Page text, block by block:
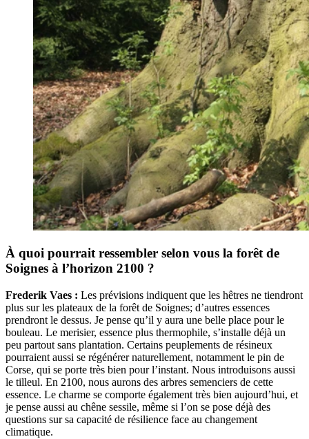
À quoi pourrait ressembler selon vous la forêt de
Soignes à l’horizon 2100 ?
Frederik Vaes : Les prévisions indiquent que les hêtres ne tiendront
plus sur les plateaux de la forêt de Soignes; d’autres essences
prendront le dessus. Je pense qu’il y aura une belle place pour le
bouleau. Le merisier, essence plus thermophile, s’installe déjà un
peu partout sans plantation. Certains peuplements de résineux
pourraient aussi se régénérer naturellement, notamment le pin de
Corse, qui se porte très bien pour l’instant. Nous introduisons aussi
le tilleul. En 2100, nous aurons des arbres semenciers de cette
essence. Le charme se comporte également très bien aujourd’hui, et
je pense aussi au chêne sessile, même si l’on se pose déjà des
questions sur sa capacité de résilience face au changement
climatique.